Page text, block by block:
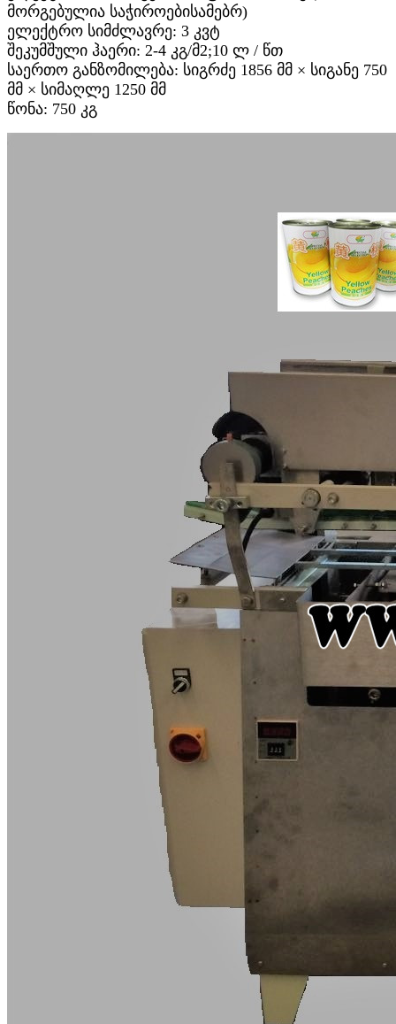
მორგებულია საჭიროებისამებრ)
ელექტრო სიმძლავრე: 3 კვტ
შეკუმშული ჰაერი: 2-4 კგ/მ2;10 ლ / წთ
საერთო განზომილება: სიგრძე 1856 მმ × სიგანე 750
მმ × სიმაღლე 1250 მმ
წონა: 750 კგ